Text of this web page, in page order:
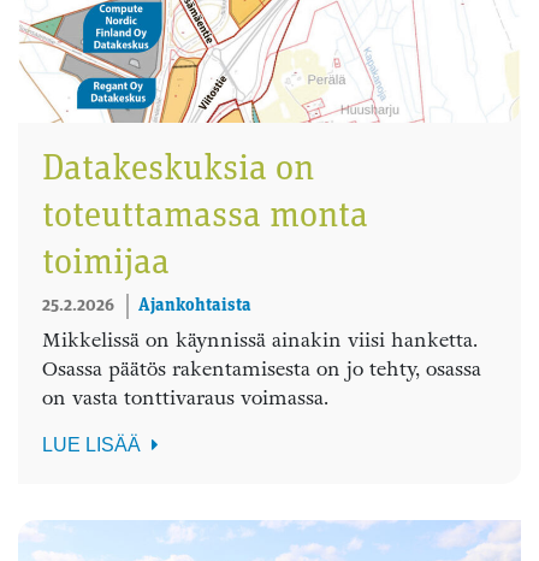
Datakeskuksia on
toteuttamassa monta
toimijaa
25.2.2026 Ajankohtaista
Mikkelissä on käynnissä ainakin viisi hanketta.
Osassa päätös rakentamisesta on jo tehty, osassa
on vasta tonttivaraus voimassa.
LUE LISÄÄ